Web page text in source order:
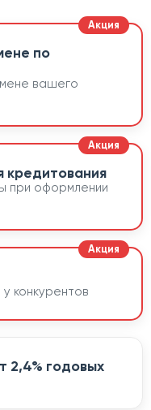
по
вашего
кредитования
при оформлении
конкурентов
2,4% годовых